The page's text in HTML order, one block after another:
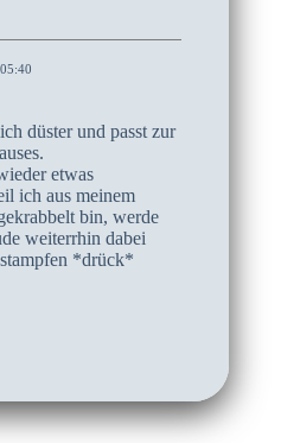
düster und passt zur
etwas
ich aus meinem
bin, werde
weiterrhin dabei
*drück*